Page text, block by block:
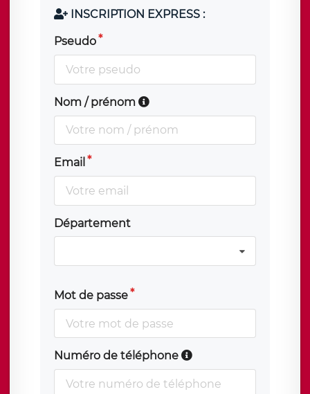
INSCRIPTION EXPRESS :
Pseudo
Nom / prénom
Email
Département
Mot de passe
Numéro de téléphone